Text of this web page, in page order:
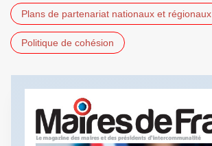
Plans de partenariat nationaux et régionaux
Politique de cohésion